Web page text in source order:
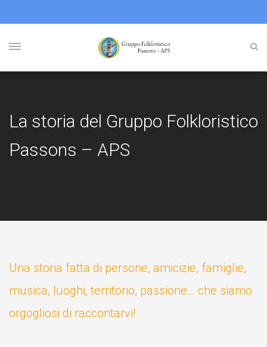
La storia del Gruppo Folkloristico
Passons – APS
Una storia fatta di persone, amicizie, famiglie,
musica, luoghi, territorio, passione… che siamo
orgogliosi di raccontarvi!